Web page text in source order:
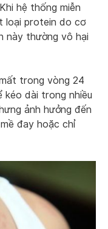
hệ thống miễn
loại protein do cơ
này thường vô hại
trong vòng 24
dài trong nhiều
ảnh hưởng đến
đay hoặc chỉ